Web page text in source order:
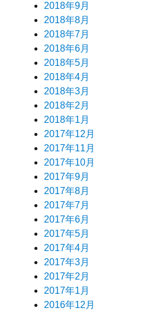
2018年9月
2018年8月
2018年7月
2018年6月
2018年5月
2018年4月
2018年3月
2018年2月
2018年1月
2017年12月
2017年11月
2017年10月
2017年9月
2017年8月
2017年7月
2017年6月
2017年5月
2017年4月
2017年3月
2017年2月
2017年1月
2016年12月